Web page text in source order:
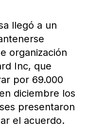
llegó a un
organización
Inc, que
por 69.000
diciembre los
presentaron
el acuerdo.